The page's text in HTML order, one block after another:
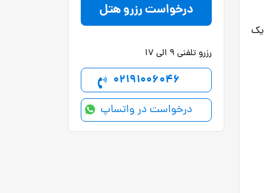
یک
درخواست رزرو هتل
رزرو تلفنی 9 الی 17
02191006046
درخواست در واتساپ